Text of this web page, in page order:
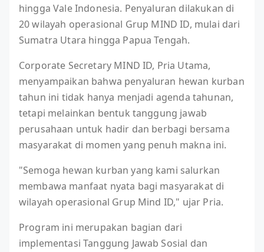
hingga Vale Indonesia. Penyaluran dilakukan di
20 wilayah operasional Grup MIND ID, mulai dari
Sumatra Utara hingga Papua Tengah.
Corporate Secretary MIND ID, Pria Utama,
menyampaikan bahwa penyaluran hewan kurban
tahun ini tidak hanya menjadi agenda tahunan,
tetapi melainkan bentuk tanggung jawab
perusahaan untuk hadir dan berbagi bersama
masyarakat di momen yang penuh makna ini.
"Semoga hewan kurban yang kami salurkan
membawa manfaat nyata bagi masyarakat di
wilayah operasional Grup Mind ID," ujar Pria.
Program ini merupakan bagian dari
implementasi Tanggung Jawab Sosial dan